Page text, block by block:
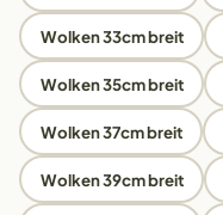
Wolken 33cm breit
Wolken 35cm breit
Wolken 37cm breit
Wolken 39cm breit